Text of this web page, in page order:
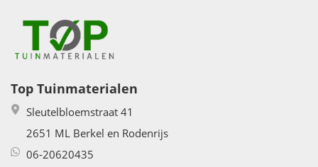
Top Tuinmaterialen
Sleutelbloemstraat 41
2651 ML Berkel en Rodenrijs
06-20620435